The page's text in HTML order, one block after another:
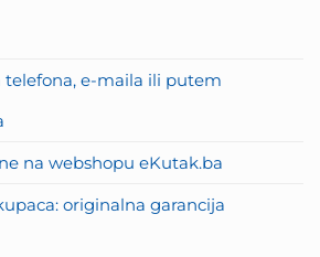
e-maila ili putem
na webshopu eKutak.ba
originalna garancija